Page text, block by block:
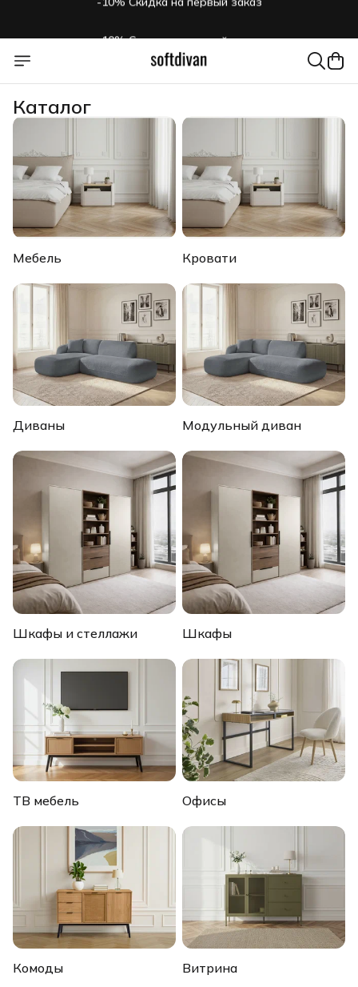
Каталог
Мебель Кровати
Диваны Модульный диван
Шкафы и стеллажи Шкафы
ТВ мебель Офисы
Комоды Витрина